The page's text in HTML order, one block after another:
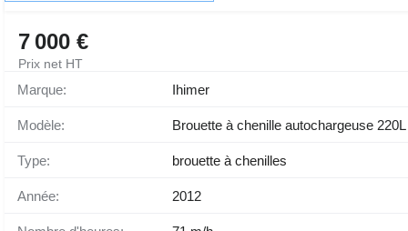
7 000 €
Prix net HT
Marque: Ihimer
Modèle: Brouette à chenille autochargeuse
Type: brouette à chenilles
Année: 2012